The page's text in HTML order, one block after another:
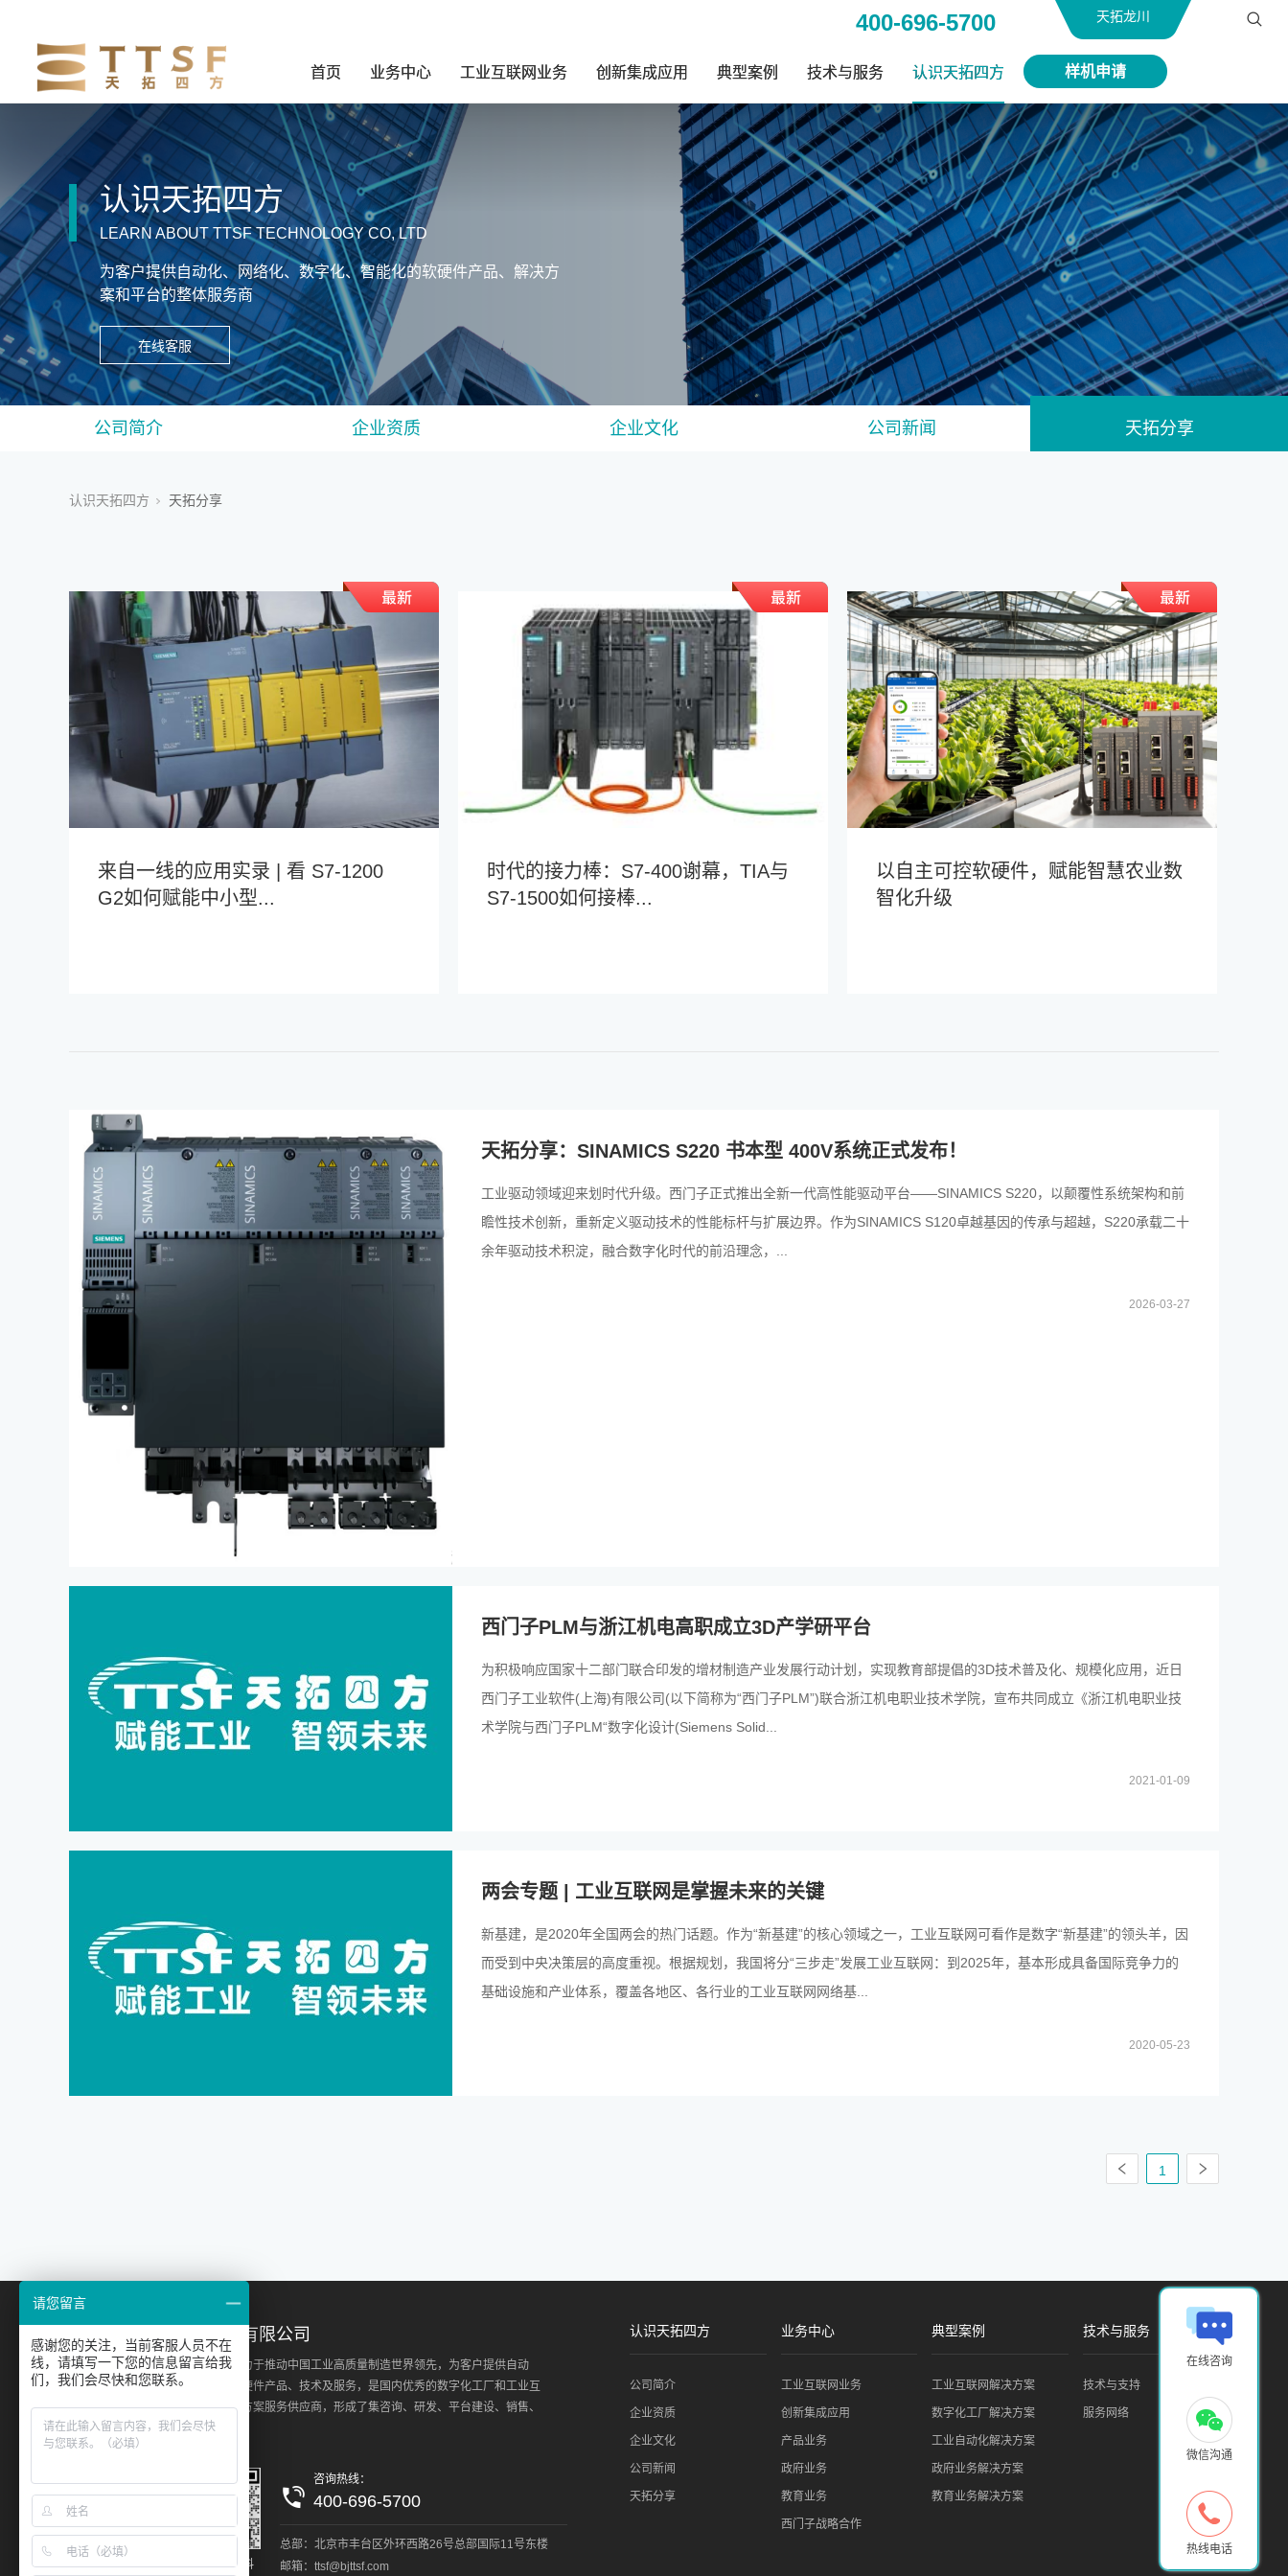
首页 业务中心 工业互联网业务 创新集成应用 典型案例 技术与服务 认识天拓四方
天拓龙川
400-696-5700
样机申请
认识天拓四方
LEARN ABOUT TTSF TECHNOLOGY CO, LTD
为客户提供自动化、网络化、数字化、智能化的软硬件产品、解决方
案和平台的整体服务商
在线客服
公司简介 企业资质 企业文化 公司新闻 天拓分享
认识天拓四方 天拓分享
来自一线的应用实录 | 看 S7-1200
G2如何赋能中小型...
时代的接力棒：S7-400谢幕，TIA与
S7-1500如何接棒...
以自主可控软硬件，赋能智慧农业数
智化升级
天拓分享：SINAMICS S220 书本型 400V系统正式发布！
工业驱动领域迎来划时代升级。西门子正式推出全新一代高性能驱动平台——SINAMICS S220，以颠覆性系统架构和前
瞻性技术创新，重新定义驱动技术的性能标杆与扩展边界。作为SINAMICS S120卓越基因的传承与超越，S220承载二十
余年驱动技术积淀，融合数字化时代的前沿理念，...
2026-03-27
西门子PLM与浙江机电高职成立3D产学研平台
为积极响应国家十二部门联合印发的增材制造产业发展行动计划，实现教育部提倡的3D技术普及化、规模化应用，近日
西门子工业软件(上海)有限公司(以下简称为“西门子PLM”)联合浙江机电职业技术学院，宣布共同成立《浙江机电职业技
术学院与西门子PLM“数字化设计(Siemens Solid...
2021-01-09
两会专题 | 工业互联网是掌握未来的关键
新基建，是2020年全国两会的热门话题。作为“新基建”的核心领域之一，工业互联网可看作是数字“新基建”的领头羊，因
而受到中央决策层的高度重视。根据规划，我国将分“三步走”发展工业互联网：到2025年，基本形成具备国际竞争力的
基础设施和产业体系，覆盖各地区、各行业的工业互联网网络基...
2020-05-23
1
北京天拓四方科技股份有限公司
北京天拓四方科技股份有限公司致力于推动中国工业高质量制造世界领先，为客户提供自动
化、数字化、网络化、智能化的软硬件产品、技术及服务，是国内优秀的数字化工厂和工业互
联网领域高新技术企业及整体解决方案服务供应商，形成了集咨询、研发、平台建设、销售、
集成、实施和运维的综合能力。
天拓四方公众号 获取产品资料
咨询热线：
400-696-5700
总部：北京市丰台区外环西路26号总部国际11号东楼
邮箱：ttsf@bjttsf.com
认识天拓四方
公司简介
企业资质
企业文化
公司新闻
天拓分享
业务中心
工业互联网业务
创新集成应用
产品业务
政府业务
教育业务
西门子战略合作
典型案例
工业互联网解决方案
数字化工厂解决方案
工业自动化解决方案
政府业务解决方案
教育业务解决方案
技术与服务
技术与支持
服务网络
在线咨询
微信沟通
热线电话
请您留言
感谢您的关注，当前客服人员不在
线，请填写一下您的信息留言给我
们，我们会尽快和您联系。